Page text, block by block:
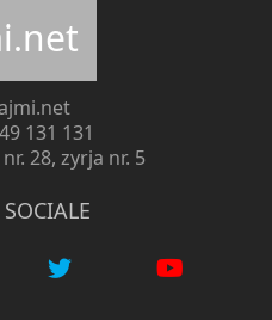
131 131
28, zyrja nr. 5
SOCIALE